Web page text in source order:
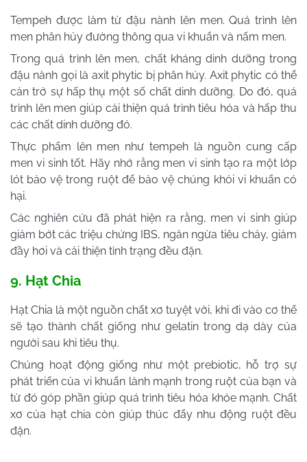
Tempeh được làm từ đậu nành lên men. Quá trình lên
men phân hủy đường thông qua vi khuẩn và nấm men.
Trong quá trình lên men, chất kháng dinh dưỡng trong
đậu nành gọi là axit phytic bị phân hủy. Axit phytic có thể
cản trở sự hấp thụ một số chất dinh dưỡng. Do đó, quá
trình lên men giúp cải thiện quá trình tiêu hóa và hấp thu
các chất dinh dưỡng đó.
Thực phẩm lên men như tempeh là nguồn cung cấp
men vi sinh tốt. Hãy nhớ rằng men vi sinh tạo ra một lớp
lót bảo vệ trong ruột để bảo vệ chúng khỏi vi khuẩn có
hại.
Các nghiên cứu đã phát hiện ra rằng, men vi sinh giúp
giảm bớt các triệu chứng IBS, ngăn ngừa tiêu chảy, giảm
đầy hơi và cải thiện tình trạng đều đặn.
9. Hạt Chia
Hạt Chia là một nguồn chất xơ tuyệt vời, khi đi vào cơ thể
sẽ tạo thành chất giống như gelatin trong dạ dày của
người sau khi tiêu thụ.
Chúng hoạt động giống như một prebiotic, hỗ trợ sự
phát triển của vi khuẩn lành mạnh trong ruột của bạn và
từ đó góp phần giúp quá trình tiêu hóa khỏe mạnh. Chất
xơ của hạt chia còn giúp thúc đẩy nhu động ruột đều
đặn.